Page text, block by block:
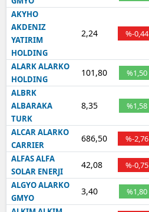
AKYHO
AKDENIZ
YATIRIM
HOLDING
2,24 %-0,44
ALARK ALARKO
HOLDING
101,80 %1,50
ALBRK
ALBARAKA
TURK
8,35 %1,58
ALCAR ALARKO
CARRIER
686,50 %-2,76
ALFAS ALFA
SOLAR ENERJI
42,08 %-0,75
ALGYO ALARKO
GMYO
3,40 %1,80